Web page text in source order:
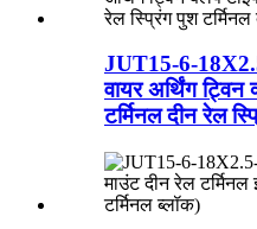
JUT15-6-
वायर अर्थिंग
टर्मिनल दीन रेल